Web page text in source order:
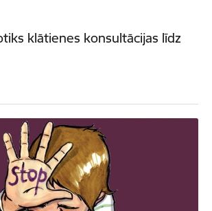
klātienes konsultācijas līdz